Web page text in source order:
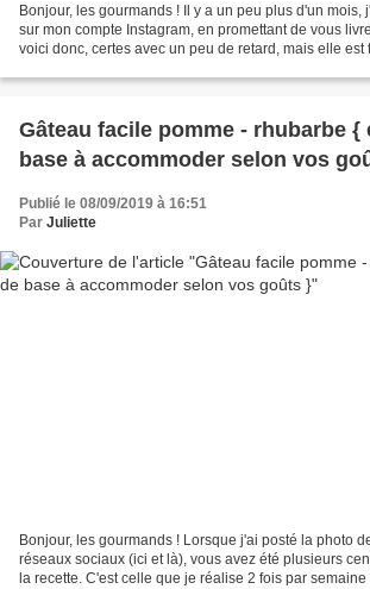
Bonjour, les gourmands ! Il y a un peu plus d'un mois,
sur mon compte Instagram, en promettant de vous
voici donc, certes avec un peu de retard, mais elle est
Gâteau facile pomme - rhubarbe {
base à accommoder selon vos
Publié le 08/09/2019 à 16:51
Par Juliette
Bonjour, les gourmands ! Lorsque j'ai posté la photo
réseaux sociaux (ici et là), vous avez été plusieurs
la recette. C'est celle que je réalise 2 fois par